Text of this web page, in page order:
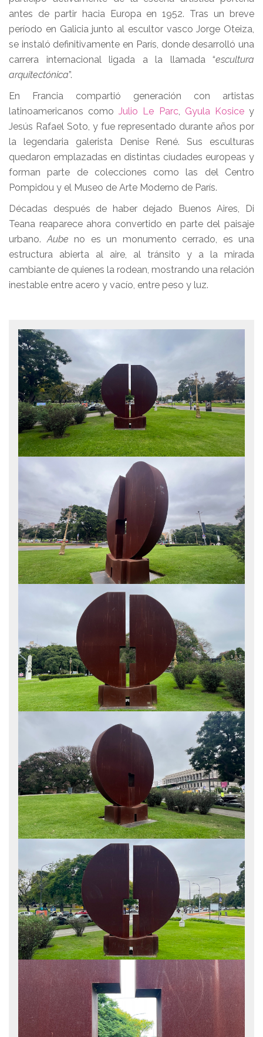
antes de partir hacia Europa en 1952. Tras un breve
período en Galicia junto al escultor vasco Jorge Oteiza,
se instaló definitivamente en París, donde desarrolló una
carrera internacional ligada a la llamada “escultura
arquitectónica”.
En Francia compartió generación con artistas
latinoamericanos comoJulio Le Parc, Gyula Kosicey
Jesús Rafael Soto, y fue representado durante años por
la legendaria galerista Denise René. Sus esculturas
quedaron emplazadas en distintas ciudades europeas y
forman parte de colecciones como las del Centro
Pompidou y el Museo de Arte Moderno de París.
Décadas después de haber dejado Buenos Aires, Di
Teana reaparece ahora convertido en parte del paisaje
urbano.Aube no es un monumento cerrado, es una
estructura abierta al aire, al tránsito y a la mirada
cambiante de quienes la rodean, mostrando una relación
inestable entre acero y vacío, entre peso y luz.